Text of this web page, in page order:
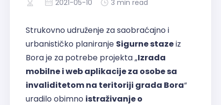
2021-05-10 3 min read
Strukovno udruženje za saobraćajno i
urbanističko planiranje Sigurne stazeiz
Bora je za potrebe projekta „Izrada
mobilne i web aplikacije za osobe sa
invaliditetom na teritoriji grada Bora“
uradilo obimno istraživanje o